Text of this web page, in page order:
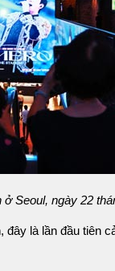
Seoul, ngày 22
là lần đầu tiên